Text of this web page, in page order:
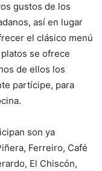
gustos de los
así en lugar
el clásico menú
se ofrece
de ellos los
partícipe, para
son ya
Ferreiro, Café
El Chiscón,